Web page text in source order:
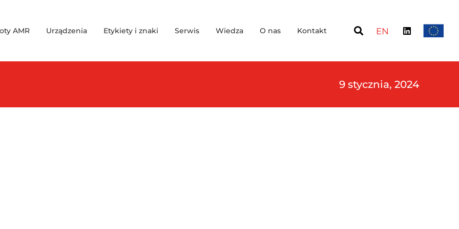
AMR Urządzenia Etykiety i znaki Serwis Wiedza O nas Kontakt EN
9 stycznia, 2024